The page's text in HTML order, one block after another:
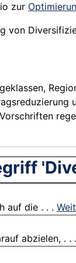
zur
von
auf die . . .
abzielen, . . .